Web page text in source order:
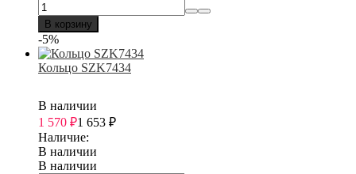
В корзину
-5%
Кольцо SZK7434
В наличии
1 570 ₽1 653 ₽
Наличие:
В наличии
В наличии